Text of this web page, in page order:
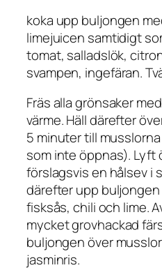
koka upp buljongen
limejuicen samtidigt
tomat, salladslök,
svampen, ingefäran.
Fräs alla grönsaker
värme. Häll därefter
5 minuter till
som inte öppnas). Lyft
förslagsvis en hålsev i
därefter upp
fisksås, chili och lime.
mycket grovhackad
buljongen över
jasminris.